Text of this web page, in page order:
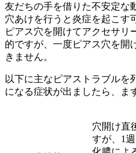
友だちの手を借りた不安定な
穴あけを行うと炎症を起こす
ピアス穴を開けてアクセサリ
的ですが、一度ピアス穴を開
きません。
以下に主なピアストラブルを
になる症状が出ましたら、ま
穴開け直
すが、1